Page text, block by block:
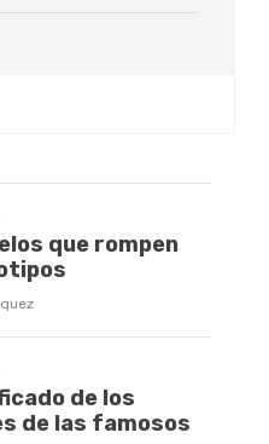
que rompen
de los
de las famosos